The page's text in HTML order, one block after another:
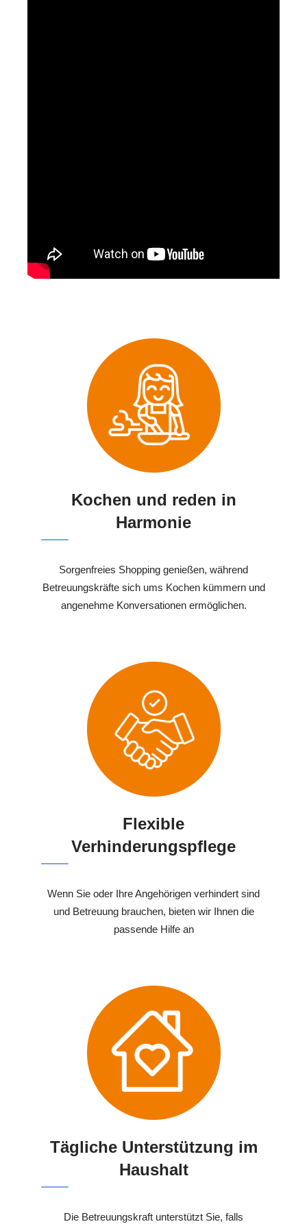
Kochen und reden in
Harmonie
Sorgenfreies Shopping genießen, während
Betreuungskräfte sich ums Kochen kümmern und
angenehme Konversationen ermöglichen.
Flexible
Verhinderungspflege
Wenn Sie oder Ihre Angehörigen verhindert sind
und Betreuung brauchen, bieten wir Ihnen die
passende Hilfe an
Tägliche Unterstützung im
Haushalt
Die Betreuungskraft unterstützt Sie, falls